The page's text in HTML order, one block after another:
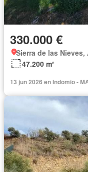
330.000 €
Sierra de las
47.200 m²
13 jun 2026 en Indomio -